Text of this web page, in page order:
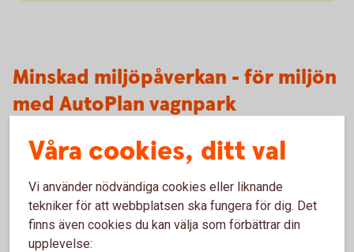
Minskad miljöpåverkan - för miljön
med AutoPlan vagnpark
Miljöanpassad bilpolicy
Med AutoPlan får du hjälp att miljöanpassa företagets
bilpolicy så att det blir lättare att möta framtidens miljökrav.
Få miljörelaterad statistik över företagets bilar, bland annat
för bullernivå och det faktiska koldioxidutsläppet.
Våra cookies, ditt val
Vi använder nödvändiga cookies eller liknande
tekniker för att webbplatsen ska fungera för dig. Det
finns även cookies du kan välja som förbättrar din
upplevelse: